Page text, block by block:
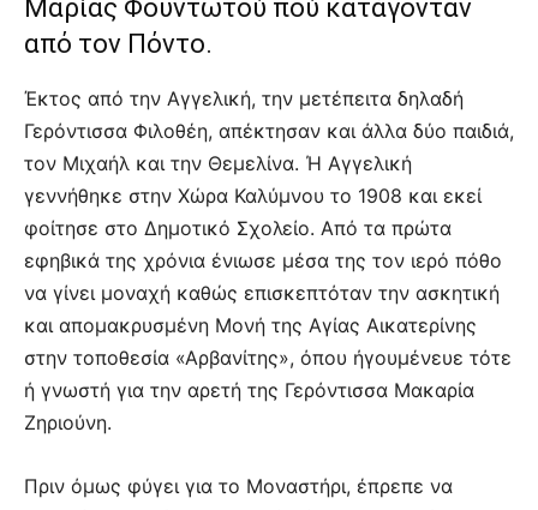
Μαρίας Φουντωτού πού κατάγονταν
από τον Πόντο.
Έκτος από την Αγγελική, την μετέπειτα δηλαδή
Γερόντισσα Φιλοθέη, απέκτησαν και άλλα δύο παιδιά,
τον Μιχαήλ και την Θεμελίνα. Ή Αγγελική
γεννήθηκε στην Χώρα Καλύμνου το 1908 και εκεί
φοίτησε στο Δημοτικό Σχολείο. Από τα πρώτα
εφηβικά της χρόνια ένιωσε μέσα της τον ιερό πόθο
να γίνει μοναχή καθώς επισκεπτόταν την ασκητική
και απομακρυσμένη Μονή της Αγίας Αικατερίνης
στην τοποθεσία «Αρβανίτης», όπου ήγουμένευε τότε
ή γνωστή για την αρετή της Γερόντισσα Μακαρία
Ζηριούνη.
Πριν όμως φύγει για το Μοναστήρι, έπρεπε να